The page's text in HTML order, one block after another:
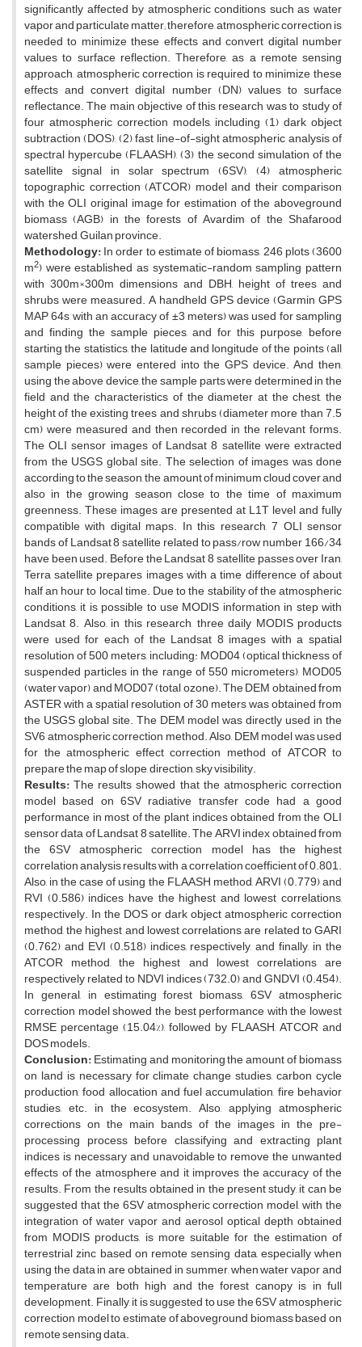
significantly affected by atmospheric conditions such as water
vapor and particulate matter; therefore, atmospheric correction is
needed to minimize these effects and convert digital number
values to surface reflection. Therefore, as a remote sensing
approach, atmospheric correction is required to minimize these
effects and convert digital number (DN) values ​​to surface
reflectance. The main objective of this research was to study of
four atmospheric correction models, including (1) dark object
subtraction (DOS), (2) fast line-of-sight atmospheric analysis of
spectral hypercube (FLAASH), (3) the second simulation of the
satellite signal in solar spectrum (6SV), (4) atmospheric
topographic correction (ATCOR) model and their comparison
with the OLI original image for estimation of the aboveground
biomass (AGB) in the forests of Avardim of the Shafarood
watershed, Guilan province.
Methodology:In order to estimate of biomass, 246 plots (3600
m2) were established as systematic-random sampling pattern
with 300m×300m dimensions and DBH, height of trees and
shrubs were measured. A handheld GPS device (Garmin GPS
MAP 64s with an accuracy of ±3 meters) was used for sampling
and finding the sample pieces, and for this purpose, before
starting the statistics, the latitude and longitude of the points (all
sample pieces) were entered into the GPS device. And then,
using the above device, the sample parts were determined in the
field and the characteristics of the diameter at the chest, the
height of the existing trees and shrubs (diameter more than 7.5
cm) were measured and then recorded in the relevant forms.
The OLI sensor images of Landsat 8 satellite were extracted
from the USGS global site. The selection of images was done
according to the season, the amount of minimum cloud cover and
also in the growing season close to the time of maximum
greenness. These images are presented at L1T level and fully
compatible with digital maps. In this research, 7 OLI sensor
bands of Landsat 8 satellite related to pass/row number 166/34
have been used. Before the Landsat 8 satellite passes over Iran,
Terra satellite prepares images with a time difference of about
half an hour to local time. Due to the stability of the atmospheric
conditions, it is possible to use MODIS information in step with
Landsat 8. Also, in this research, three daily MODIS products
were used for each of the Landsat 8 images with a spatial
resolution of 500 meters, including: MOD04 (optical thickness of
suspended particles in the range of 550 micrometers), MOD05
(water vapor) and MOD07 (total ozone). The DEM obtained from
ASTER with a spatial resolution of 30 meters was obtained from
the USGS global site. The DEM model was directly used in the
SV6 atmospheric correction method. Also, DEM model was used
for the atmospheric effect correction method of ATCOR to
prepare the map of slope, direction, sky visibility.
Results:The results showed that the atmospheric correction
model based on 6SV radiative transfer code had a good
performance in most of the plant indices obtained from the OLI
sensor data of Landsat 8 satellite. The ARVI index obtained from
the 6SV atmospheric correction model has the highest
correlation analysis results with a correlation coefficient of 0.801.
Also, in the case of using the FLAASH method, ARVI (0.779) and
RVI (0.586) indices have the highest and lowest correlations,
respectively. In the DOS or dark object atmospheric correction
method, the highest and lowest correlations are related to GARI
(0.762) and EVI (0.518) indices, respectively, and finally, in the
ATCOR method, the highest and lowest correlations are
respectively related to NDVI indices (732.0) and GNDVI (0.454).
In general, in estimating forest biomass, 6SV atmospheric
correction model showed the best performance with the lowest
RMSE percentage (15.04%), followed by FLAASH, ATCOR and
DOS models.
Conclusion:Estimating and monitoring the amount of biomass
on land is necessary for climate change studies, carbon cycle
production, food allocation and fuel accumulation, fire behavior
studies, etc. in the ecosystem. Also, applying atmospheric
corrections on the main bands of the images in the pre-
processing process before classifying and extracting plant
indices is necessary and unavoidable to remove the unwanted
effects of the atmosphere and it improves the accuracy of the
results. From the results obtained in the present study, it can be
suggested that the 6SV atmospheric correction model, with the
integration of water vapor and aerosol optical depth obtained
from MODIS products, is more suitable for the estimation of
terrestrial zinc based on remote sensing data, especially when
using the data in are obtained in summer, when water vapor and
temperature are both high and the forest canopy is in full
development. Finally, it is suggested to use the 6SV atmospheric
correction model to estimate of aboveground biomass based on
remote sensing data.